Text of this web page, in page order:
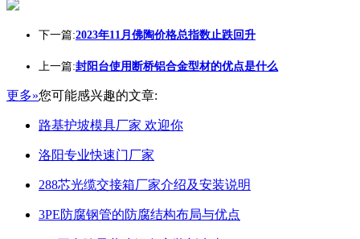
下一篇:2023年11月佛陶价格总指数止跌回升
上一篇:封阳台使用断桥铝合金型材的优点是什么
更多»您可能感兴趣的文章:
路基护坡模具厂家 欢迎你
洛阳专业快速门厂家
288芯光缆交接箱厂家介绍及安装说明
3PE防腐钢管的防腐结构布局与优点